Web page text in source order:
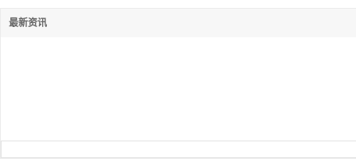
最新资讯